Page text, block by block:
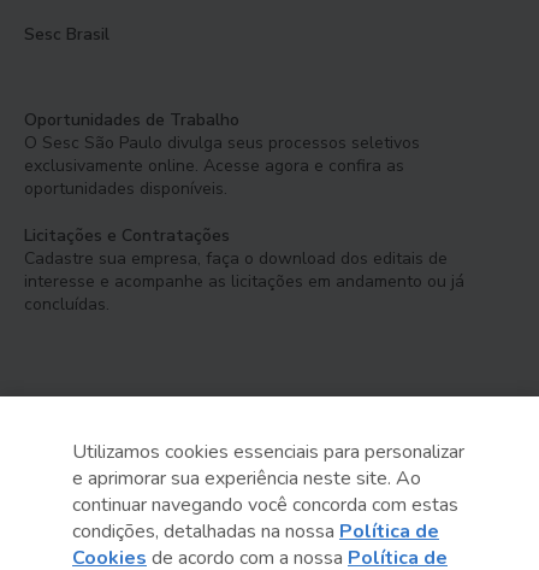
Sesc Brasil
Oportunidades de Trabalho
O Sesc São Paulo divulga seus processos seletivos
exclusivamente online. Acesse agora e confira as
oportunidades disponíveis.
Licitações e Contratações
Cadastre sua empresa, faça o download dos editais de
interesse e acompanhe as licitações em andamento ou já
concluídas.
Serviço Social do Comércio
Administração Regional no Estado de São Paulo
Utilizamos cookies essenciais para personalizar
e aprimorar sua experiência neste site. Ao
continuar navegando você concorda com estas
condições, detalhadas na nossa Política de
Cookies de acordo com a nossa Política de